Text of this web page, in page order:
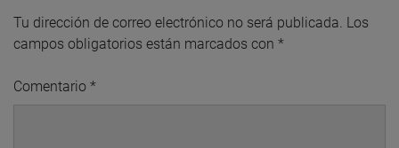
Tu dirección de correo electrónico no será publicada. Los
campos obligatorios están marcados con *
Comentario *